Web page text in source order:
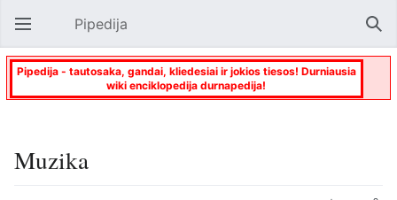
Atverti pagrindinį meniu Pipedija
Pipedija - tautosaka, gandai, kliedesiai ir jokios tiesos! Durniausia
wiki enciklopedija durnapedija!
Muzika